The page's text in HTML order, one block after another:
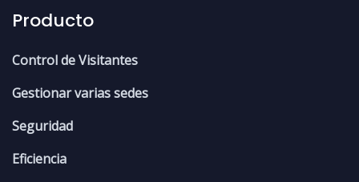
Producto
Control de Visitantes
Gestionar varias sedes
Seguridad
Eficiencia